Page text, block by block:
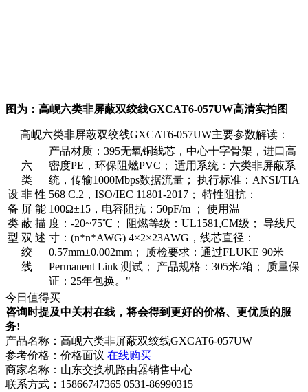
图为：高岘六类非屏蔽双绞线GXCAT6-057UW高清实拍图
高岘六类非屏蔽双绞线GXCAT6-057UW主要参数解读：
设
备
类
型
六
类
非
屏
蔽
双
绞
线
性
能
描
述
产品材质：395无氧铜线芯，中心十字骨架，进口高
密度PE，环保阻燃PVC； 适用系统：六类非屏蔽系
统，传输1000Mbps数据流量； 执行标准：ANSI/TIA
568 C.2，ISO/IEC 11801-2017； 特性阻抗：
100Ω±15，电容阻抗：50pF/m ； 使用温
度：-20~75℃； 阻燃等级：UL1581,CM级； 导线尺
寸：(n*n*AWG) 4×2×23AWG，线芯直径：
0.57mm±0.002mm； 质检要求：通过FLUKE 90米
Permanent Link 测试； 产品规格：305米/箱； 质量保
证：25年包换。"
今日值得买
咨询时提及中关村在线，将会得到更好的价格、更优质的服
务!
产品名称： 高岘六类非屏蔽双绞线GXCAT6-057UW
参考价格： 价格面议 在线购买
商家名称： 山东交换机路由器销售中心
联系方式： 15866747365 0531-86990315